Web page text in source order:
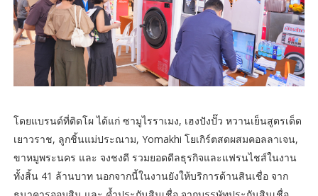
โดยแบรนด์ที่ติดโผ ได้แก่ ซามูไรราเมง, เฮงปังปั๊ว หวานเย็นสูตรเด็ด
เยาวราช, ลูกชิ้นแม่ประณาม, Yomakhi โยเกิร์ตสดผสมคอลลาเจน,
ขาหมูพระนคร และ จงชงดี รวมยอดดีลธุรกิจและแฟรนไชส์ในงาน
ทั้งสิ้น 41 ล้านบาท นอกจากนี้ในงานยังให้บริการด้านสินเชื่อ จาก